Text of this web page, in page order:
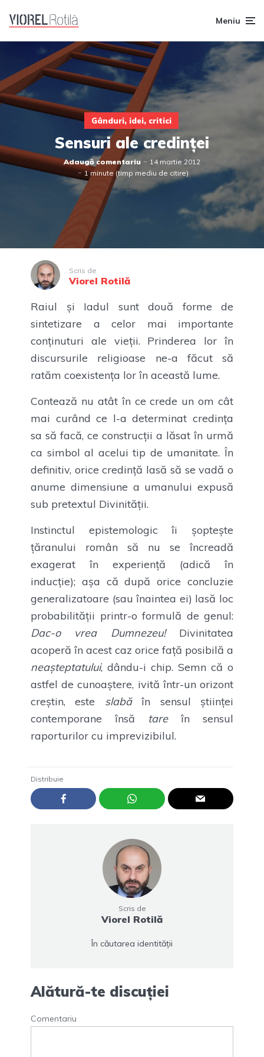
Meniu
Gânduri, idei, critici
Sensuri ale credinței
Adaugă comentariu
14 martie 2012
1 minute (timp mediu de citire)
Scris de
Viorel Rotilă
Raiul și Iadul sunt două forme de
sintetizare a celor mai importante
conținuturi ale vieții. Prinderea lor în
discursurile religioase ne-a făcut să
ratăm coexistența lor în această lume.
Contează nu atât în ce crede un om cât
mai curând ce l-a determinat credința
sa să facă, ce construcții a lăsat în urmă
ca simbol al acelui tip de umanitate. În
definitiv, orice credință lasă să se vadă o
anume dimensiune a umanului expusă
sub pretextul Divinității.
Instinctul epistemologic îi șoptește
țăranului român să nu se încreadă
exagerat în experiență (adică în
inducție); așa că după orice concluzie
generalizatoare (sau înaintea ei) lasă loc
probabilității printr-o formulă de genul:
Dac-o vrea Dumnezeu!Divinitatea
acoperă în acest caz orice față posibilă a
neașteptatului, dându-i chip. Semn că o
astfel de cunoaștere, ivită într-un orizont
creștin, este slabăîn sensul științei
contemporane însă tare în sensul
raporturilor cu imprevizibilul.
Distribuie
Scris de
Viorel Rotilă
În căutarea identității
Alătură-te discuției
Comentariu